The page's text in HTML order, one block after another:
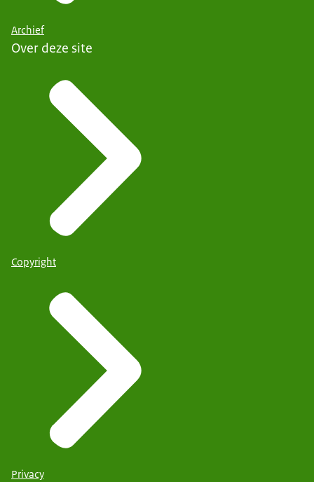
Archief
Over deze site
Copyright
Privacy